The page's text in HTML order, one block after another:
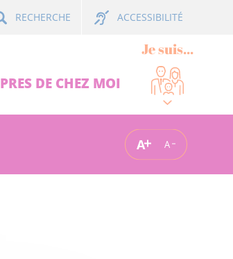
RECHERCHE ACCESSIBILITÉ
PRES DE CHEZ MOI
Je suis...
A A